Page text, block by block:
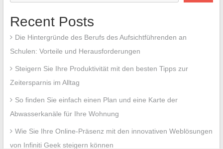
Recent Posts
Die Hintergründe des Berufs des Aufsichtführenden an
Schulen: Vorteile und Herausforderungen
Steigern Sie Ihre Produktivität mit den besten Tipps zur
Zeitersparnis im Alltag
So finden Sie einfach einen Plan und eine Karte der
Abwasserkanäle für Ihre Wohnung
Wie Sie Ihre Online-Präsenz mit den innovativen Weblösungen
von Infiniti Geek steigern können